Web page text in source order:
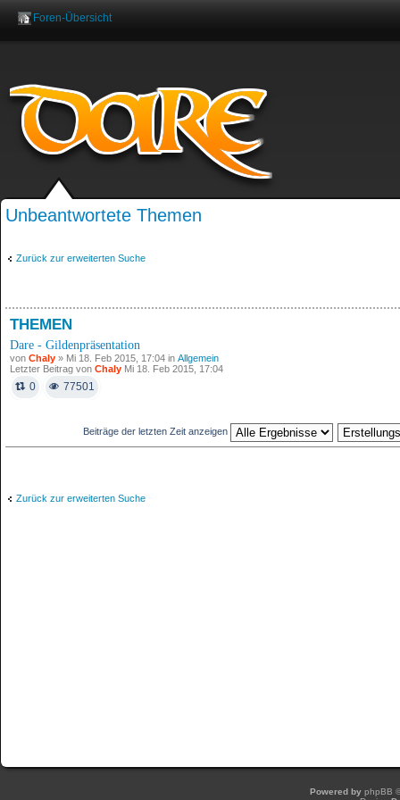
Foren-Übersicht
Unbeantwortete Themen
Zurück zur erweiterten Suche
THEMEN
Dare - Gildenpräsentation
von Chaly » Mi 18. Feb 2015, 17:04 in Allgemein
Letzter Beitrag von Chaly Mi 18. Feb 2015, 17:04
0 77501
Beiträge der letzten Zeit anzeigen
Zurück zur erweiterten Suche
Powered by phpBB